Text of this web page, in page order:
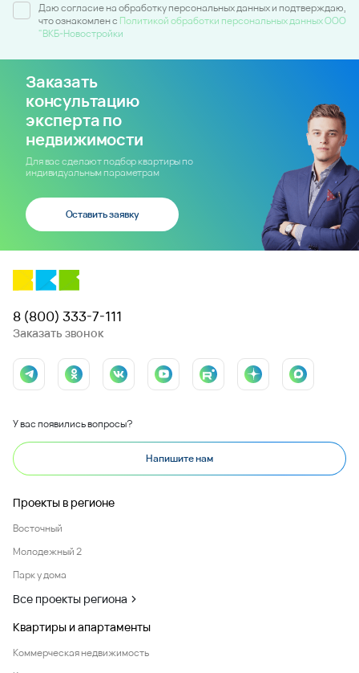
Даю согласие на обработку персональных данных и подтверждаю,
что ознакомлен c Политикой обработки персональных данных ООО
"ВКБ-Новостройки
Заказать
консультацию
эксперта по
недвижимости
Для вас сделают подбор квартиры по
индивидуальным параметрам
Оставить заявку
8 (800) 333-7-111
Заказать звонок
У вас появились вопросы?
Напишите нам
Проекты в регионе
Восточный
Молодежный 2
Парк у дома
Все проекты региона
Квартиры и апартаменты
Коммерческая недвижимость